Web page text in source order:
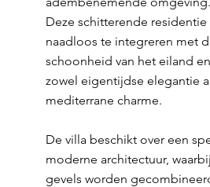
Deze schitterende
naadloos te integreren met
schoonheid van het eiland
zowel eigentijdse elegantie
mediterrane charme.
De villa beschikt over een
moderne architectuur,
gevels worden